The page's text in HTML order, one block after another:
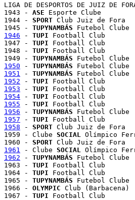
LIGA DE DESPORTOS DE JUIZ DE
1943 - ASE Esporte Clube
1944 - SPORT Club Juiz de
1945 - TUPYNAMBÁS
1946 - TUPI
1947 - TUPI Football Club
1948 - TUPI Football Club
1949 - TUPYNAMBÁS
1950 - TUPYNAMBÁS
1951
- TUPYNAMBÁS
1952 - TUPI
1953 - TUPI
1954 - TUPI
1955 - TUPI
1956 - TUPYNAMBÁS
1957 - TUPI
1958 - SPORT Club Juiz de
1959 - Clube SOCIAL
Olímpico
1960 - SPORT
1961
- Clube SOCIAL
1962 - TUPYNAMBÁS Futebol
1963 - TUPI Football Club
1964 - TUPI Football Club
1965 - TUPYNAMBÁS Futebol
1966 - OLYMPIC Club
1967 - TUPI Football Club